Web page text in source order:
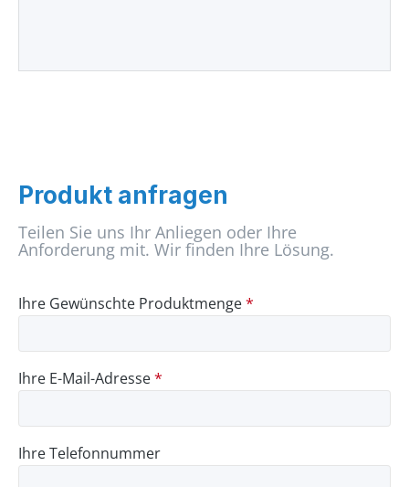
Produkt anfragen
Teilen Sie uns Ihr Anliegen oder Ihre
Anforderung mit. Wir finden Ihre Lösung.
Ihre Gewünschte Produktmenge*
Ihre E-Mail-Adresse*
Ihre Telefonnummer